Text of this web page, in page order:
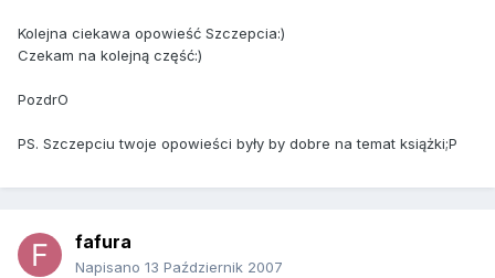
Kolejna ciekawa opowieść Szczepcia:)
Czekam na kolejną część:)
PozdrO
PS. Szczepciu twoje opowieści były by dobre na temat książki;P
fafura
Napisano 13 Październik 2007